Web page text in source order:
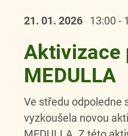
21. 01. 2026 13:00 -
Aktivizace
MEDULLA
Ve středu odpoledne
vyzkoušela novou